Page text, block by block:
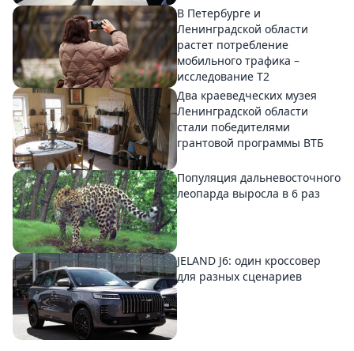
В Петербурге и
Ленинградской области
растет потребление
мобильного трафика –
исследование T2
Два краеведческих музея
Ленинградской области
стали победителями
грантовой программы ВТБ
Популяция дальневосточного
леопарда выросла в 6 раз
JELAND J6: один кроссовер
для разных сценариев